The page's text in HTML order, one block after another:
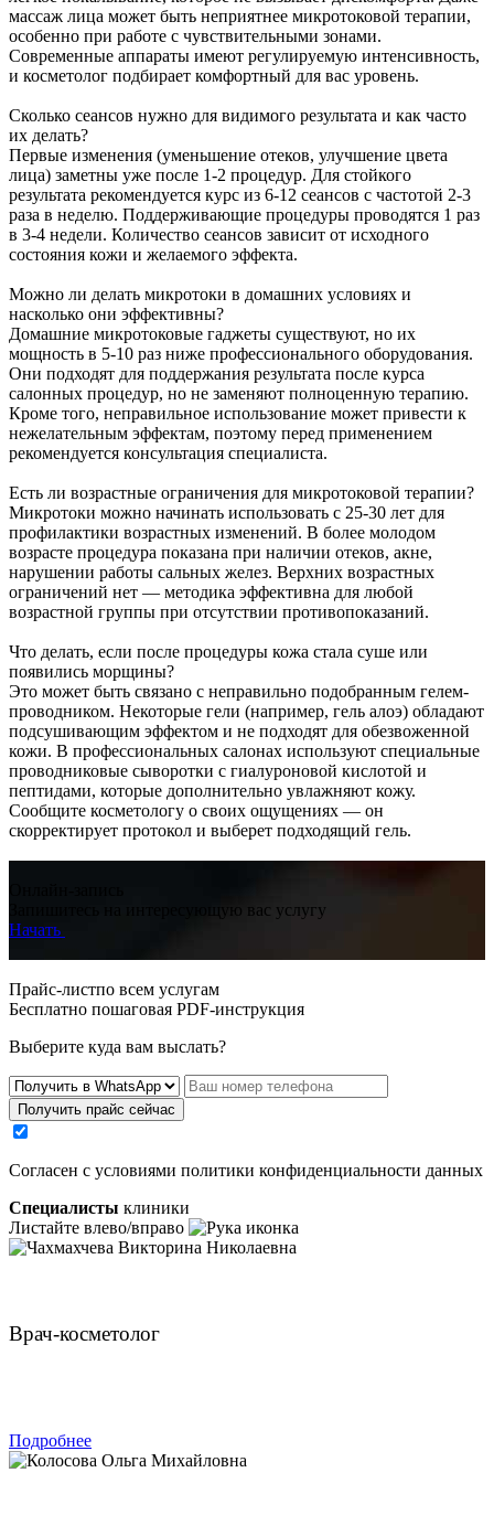
массаж лица может быть неприятнее микротоковой терапии,
особенно при работе с чувствительными зонами.
Современные аппараты имеют регулируемую интенсивность,
и косметолог подбирает комфортный для вас уровень.
Сколько сеансов нужно для видимого результата и как часто
их делать?
Первые изменения (уменьшение отеков, улучшение цвета
лица) заметны уже после 1-2 процедур. Для стойкого
результата рекомендуется курс из 6-12 сеансов с частотой 2-3
раза в неделю. Поддерживающие процедуры проводятся 1 раз
в 3-4 недели. Количество сеансов зависит от исходного
состояния кожи и желаемого эффекта.
Можно ли делать микротоки в домашних условиях и
насколько они эффективны?
Домашние микротоковые гаджеты существуют, но их
мощность в 5-10 раз ниже профессионального оборудования.
Они подходят для поддержания результата после курса
салонных процедур, но не заменяют полноценную терапию.
Кроме того, неправильное использование может привести к
нежелательным эффектам, поэтому перед применением
рекомендуется консультация специалиста.
Есть ли возрастные ограничения для микротоковой терапии?
Микротоки можно начинать использовать с 25-30 лет для
профилактики возрастных изменений. В более молодом
возрасте процедура показана при наличии отеков, акне,
нарушении работы сальных желез. Верхних возрастных
ограничений нет — методика эффективна для любой
возрастной группы при отсутствии противопоказаний.
Что делать, если после процедуры кожа стала суше или
появились морщины?
Это может быть связано с неправильно подобранным гелем-
проводником. Некоторые гели (например, гель алоэ) обладают
подсушивающим эффектом и не подходят для обезвоженной
кожи. В профессиональных салонах используют специальные
проводниковые сыворотки с гиалуроновой кислотой и
пептидами, которые дополнительно увлажняют кожу.
Сообщите косметологу о своих ощущениях — он
скорректирует протокол и выберет подходящий гель.
Запишитесь на интересующую вас услугу
Начать
Прайс-листпо всем услугам
Бесплатно пошаговая PDF-инструкция
Выберите куда вам выслать?
Получить прайс сейчас
Cогласен с условиями политики конфиденциальности данных
Специалисты клиники
Листайте влево/вправо
Врач-косметолог
Подробнее